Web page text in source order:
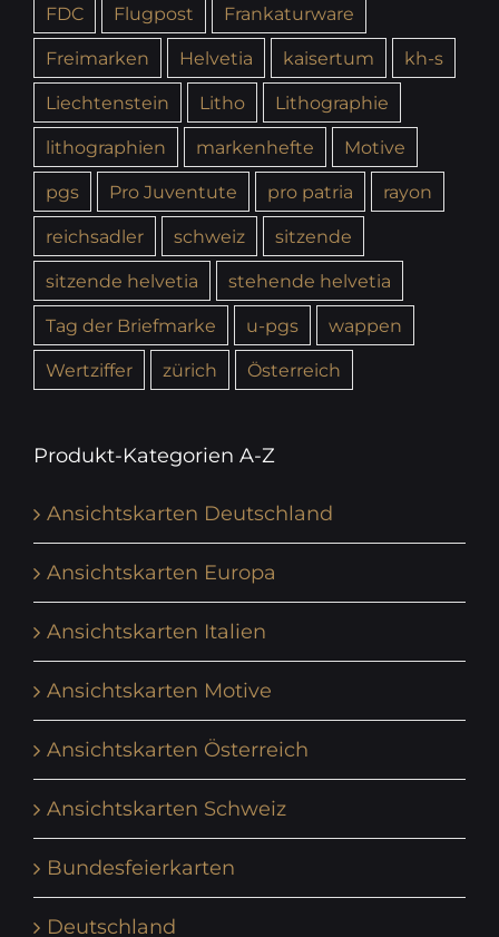
FDC
Flugpost
Frankaturware
Freimarken
Helvetia kaisertum
kh-s
Liechtenstein
Litho
Lithographie
lithographien
markenhefte
Motive
pgs
Pro Juventute pro patria
rayon
reichsadler
schweiz
sitzende
sitzende helvetia
stehende helvetia
Tag der Briefmarke
u-pgs
wappen
Wertziffer
zürich Österreich
Produkt-Kategorien A-Z
Ansichtskarten Deutschland
Ansichtskarten Europa
Ansichtskarten Italien
Ansichtskarten Motive
Ansichtskarten Österreich
Ansichtskarten Schweiz
Bundesfeierkarten
Deutschland